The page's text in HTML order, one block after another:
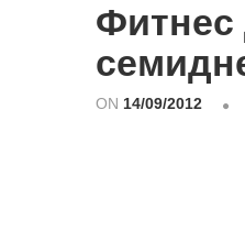
Фитнес
ON 14/09/2012